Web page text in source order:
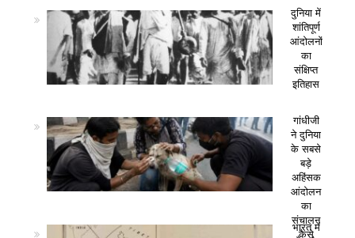
दुनिया में
शांतिपूर्ण
आंदोलनों
का
संक्षिप्त
इतिहास
गांधीजी
ने दुनिया
के सबसे
बड़े
अहिंसक
आंदोलन
का
संचालन
कैसे
भारत में